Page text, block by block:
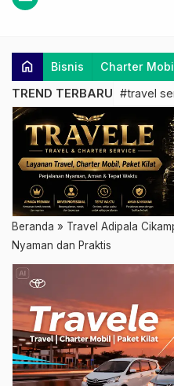
home Bisnis Charter
TREND TERBARU #travel
Beranda » Travel Adipala
Nyaman dan Praktis